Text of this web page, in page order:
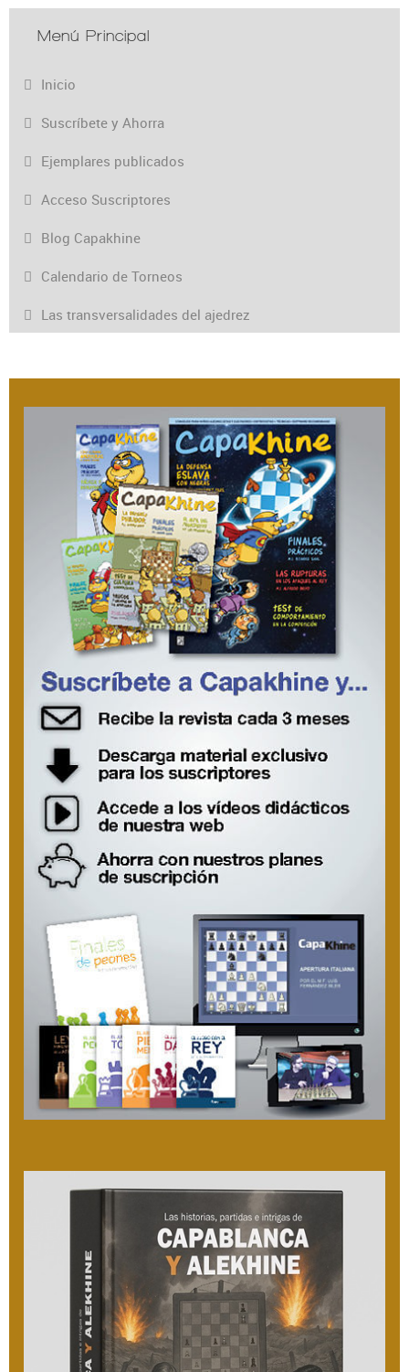
Menú Principal
Inicio
Suscríbete y Ahorra
Ejemplares publicados
Acceso Suscriptores
Blog Capakhine
Calendario de Torneos
Las transversalidades del ajedrez